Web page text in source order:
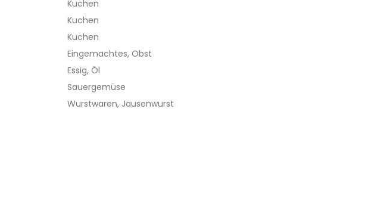
Kuchen
Kuchen
Kuchen
Eingemachtes, Obst
Essig, Öl
Sauergemüse
Wurstwaren, Jausenwurst